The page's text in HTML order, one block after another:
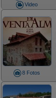
Video
8 Fotos